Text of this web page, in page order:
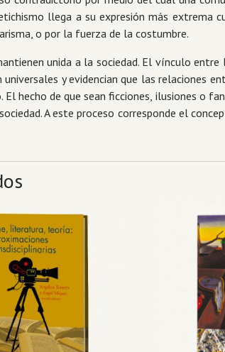
llega a su expresión más extrema
o por la fuerza de la costumbre.
unida a la sociedad. El vínculo entre
y evidencian que las relaciones
hecho de que sean ficciones, ilusiones o
A este proceso corresponde el